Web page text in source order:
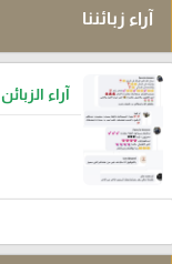
آراء زبائننا
آراء الزبائن